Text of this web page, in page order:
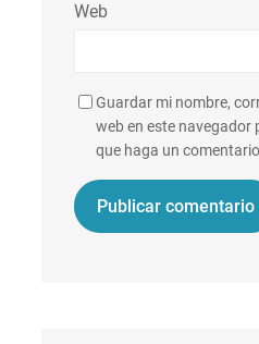
Web
Guardar mi nombre,
web en este navegador
que haga un